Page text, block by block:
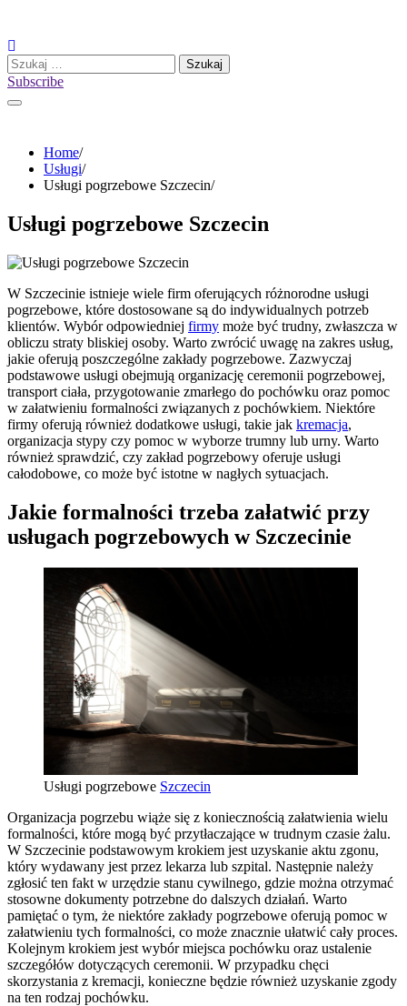
content
Szukaj:
Subscribe
Home
Usługi
Usługi pogrzebowe Szczecin
Usługi pogrzebowe Szczecin
W Szczecinie istnieje wiele firm oferujących różnorodne usługi
pogrzebowe, które dostosowane są do indywidualnych potrzeb
klientów. Wybór odpowiedniej firmy może być trudny, zwłaszcza w
obliczu straty bliskiej osoby. Warto zwrócić uwagę na zakres usług,
jakie oferują poszczególne zakłady pogrzebowe. Zazwyczaj
podstawowe usługi obejmują organizację ceremonii pogrzebowej,
transport ciała, przygotowanie zmarłego do pochówku oraz pomoc
w załatwieniu formalności związanych z pochówkiem. Niektóre
firmy oferują również dodatkowe usługi, takie jak kremacja,
organizacja stypy czy pomoc w wyborze trumny lub urny. Warto
również sprawdzić, czy zakład pogrzebowy oferuje usługi
całodobowe, co może być istotne w nagłych sytuacjach.
Jakie formalności trzeba załatwić przy
usługach pogrzebowych w Szczecinie
Usługi pogrzebowe Szczecin
Organizacja pogrzebu wiąże się z koniecznością załatwienia wielu
formalności, które mogą być przytłaczające w trudnym czasie żalu.
W Szczecinie podstawowym krokiem jest uzyskanie aktu zgonu,
który wydawany jest przez lekarza lub szpital. Następnie należy
zgłosić ten fakt w urzędzie stanu cywilnego, gdzie można otrzymać
stosowne dokumenty potrzebne do dalszych działań. Warto
pamiętać o tym, że niektóre zakłady pogrzebowe oferują pomoc w
załatwieniu tych formalności, co może znacznie ułatwić cały proces.
Kolejnym krokiem jest wybór miejsca pochówku oraz ustalenie
szczegółów dotyczących ceremonii. W przypadku chęci
skorzystania z kremacji, konieczne będzie również uzyskanie zgody
na ten rodzaj pochówku.